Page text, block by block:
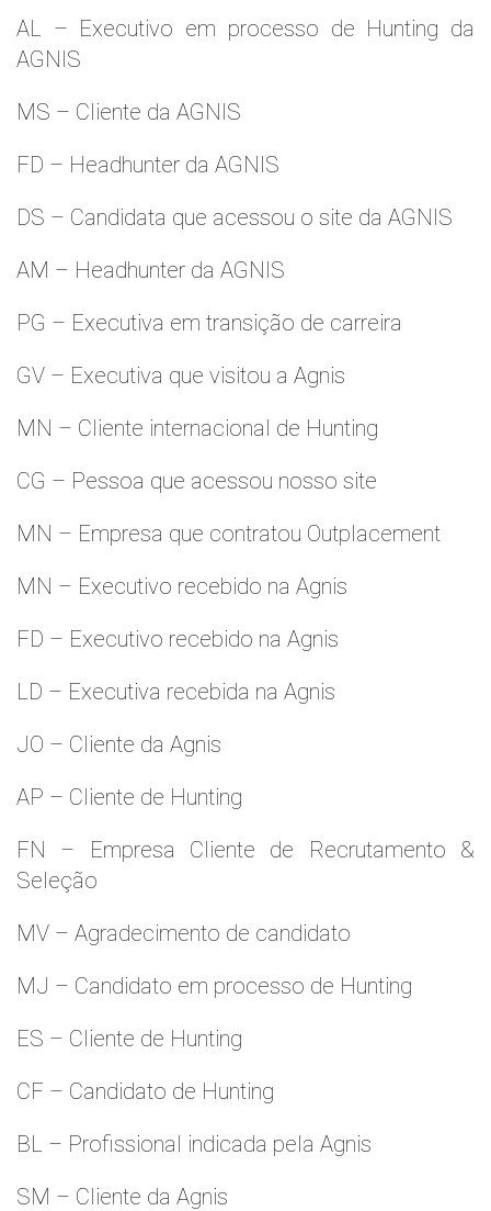
AL – Executivo em processo de Hunting da
AGNIS
MS – Cliente da AGNIS
FD – Headhunter da AGNIS
DS – Candidata que acessou o site da AGNIS
AM – Headhunter da AGNIS
PG – Executiva em transição de carreira
GV – Executiva que visitou a Agnis
MN – Cliente internacional de Hunting
CG – Pessoa que acessou nosso site
MN – Empresa que contratou Outplacement
MN – Executivo recebido na Agnis
FD – Executivo recebido na Agnis
LD – Executiva recebida na Agnis
JO – Cliente da Agnis
AP – Cliente de Hunting
FN – Empresa Cliente de Recrutamento &
Seleção
MV – Agradecimento de candidato
MJ – Candidato em processo de Hunting
ES – Cliente de Hunting
CF – Candidato de Hunting
BL – Profissional indicada pela Agnis
SM – Cliente da Agnis